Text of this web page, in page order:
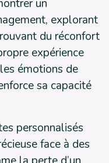
un
explorant
du réconfort
expérience
émotions de
sa capacité
personnalisés
face à des